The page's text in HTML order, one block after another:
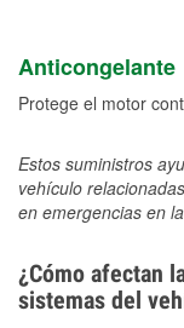
Anticongelante
Protege el motor
Estos suministros
vehículo
en emergencias en
¿Cómo afectan
sistemas del